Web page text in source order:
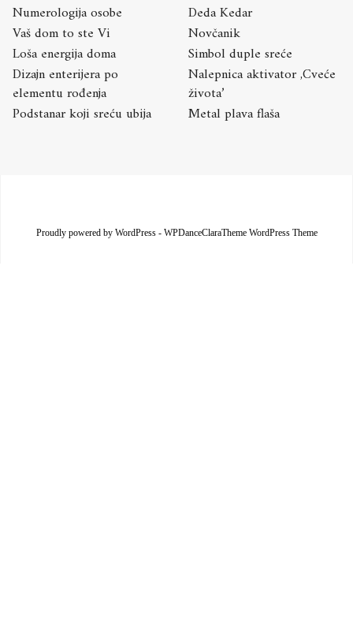
Numerologija osobe
Vaš dom to ste Vi
Loša energija doma
Dizajn enterijera po
elementu rođenja
Podstanar koji sreću ubija
Deda Kedar
Novčanik
Simbol duple sreće
Nalepnica aktivator ,Cveće
života’
Metal plava flaša
Proudly powered by WordPress- WPDanceClaraTheme WordPress Theme